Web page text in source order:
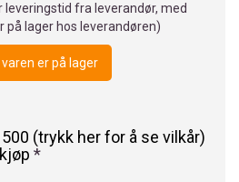
leveringstid fra leverandør, med
på lager hos leverandøren)
er på lager
(trykk her for å se vilkår)
*